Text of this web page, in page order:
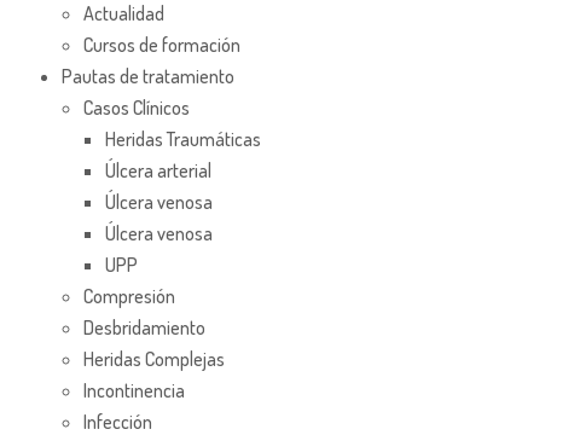
Actualidad
Cursos de formación
Pautas de tratamiento
Casos Clínicos
Heridas Traumáticas
Úlcera arterial
Úlcera venosa
Úlcera venosa
UPP
Compresión
Desbridamiento
Heridas Complejas
Incontinencia
Infección